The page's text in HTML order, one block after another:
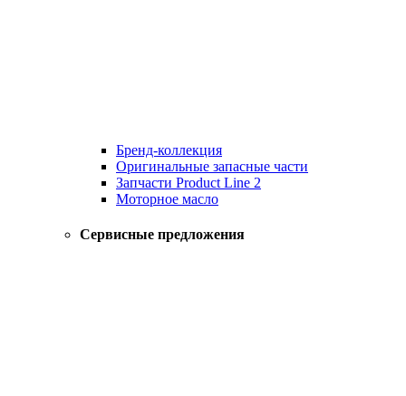
Бренд-коллекция
Оригинальные запасные части
Запчасти Product Line 2
Моторное масло
Сервисные предложения